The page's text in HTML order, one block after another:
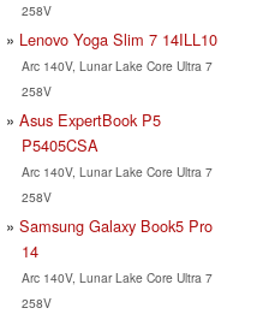
258V
Lenovo Yoga Slim 7 14ILL10
Arc 140V, Lunar Lake Core Ultra 7
258V
Asus ExpertBook P5
P5405CSA
Arc 140V, Lunar Lake Core Ultra 7
258V
Samsung Galaxy Book5 Pro
14
Arc 140V, Lunar Lake Core Ultra 7
258V